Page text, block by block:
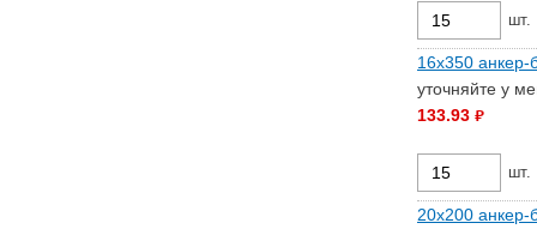
шт.
16х350 анкер-
уточняйте у
133.93 руб.
шт.
20х200 анкер-